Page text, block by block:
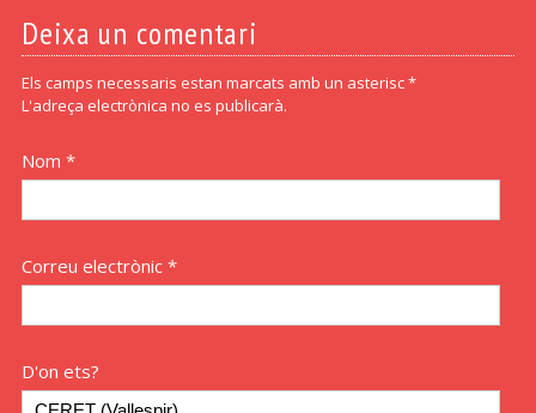
Deixa un comentari
Els camps necessaris estan marcats amb un asterisc *
L'adreça electrònica no es publicarà.
Nom *
Correu electrònic *
D'on ets?